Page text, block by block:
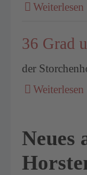
36 Grad
der
Neues